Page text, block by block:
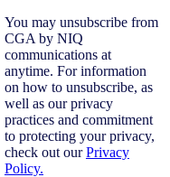
You may unsubscribe from
CGA by NIQ
communications at
anytime. For information
on how to unsubscribe, as
well as our privacy
practices and commitment
to protecting your privacy,
check out ourPrivacy
Policy.